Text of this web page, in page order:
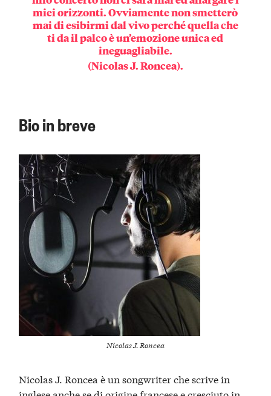
miei orizzonti. Ovviamente non smetterò
mai di esibirmi dal vivo perché quella che
ti da il palco è un’emozione unica ed
ineguagliabile.
(Nicolas J. Roncea).
Bio in breve
Nicolas J. Roncea
Nicolas J. Roncea è un songwriter che scrive in